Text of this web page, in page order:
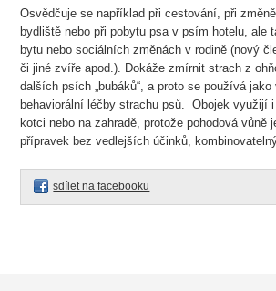
Osvědčuje se například při cestování, při
bydliště nebo při pobytu psa v psím hotelu, ale
bytu nebo sociálních změnách v rodině (nový
či jiné zvíře apod.). Dokáže zmírnit strach z
dalších psích „bubáků“, a proto se používá
behaviorální léčby strachu psů. Obojek využijí
kotci nebo na zahradě, protože pohodová
přípravek bez vedlejších účinků,
sdílet na facebooku